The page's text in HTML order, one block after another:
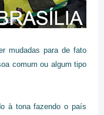
mudadas para de fato
comum ou algum tipo
à tona fazendo o país